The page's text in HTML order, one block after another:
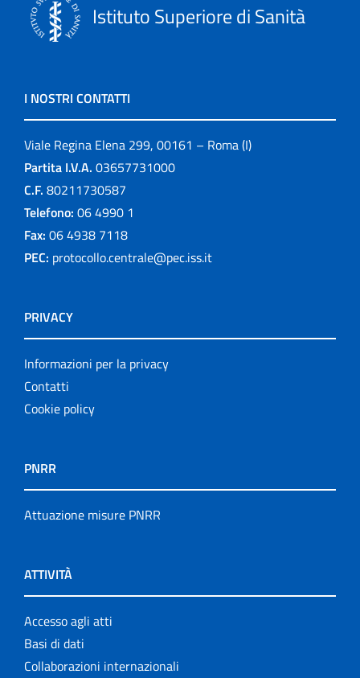
Istituto Superiore di Sanità
I NOSTRI CONTATTI
Viale Regina Elena 299, 00161 – Roma (I)
Partita I.V.A. 03657731000
C.F. 80211730587
Telefono: 06 4990 1
Fax: 06 4938 7118
PEC: protocollo.centrale@pec.iss.it
PRIVACY
Informazioni per la privacy
Contatti
Cookie policy
PNRR
Attuazione misure PNRR
ATTIVITÀ
Accesso agli atti
Basi di dati
Collaborazioni internazionali